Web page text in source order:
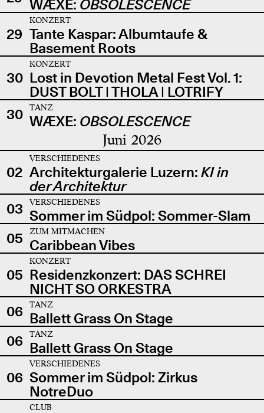
WÆXE: OBSOLESCENCE
29
KONZERT
Tante Kaspar: Albumtaufe &
Basement Roots
30
KONZERT
Lost in Devotion Metal Fest Vol. 1:
DUST BOLT | THOLA | LOTRIFY
30
TANZ
WÆXE: OBSOLESCENCE
Juni 2026
02
VERSCHIEDENES
Architekturgalerie Luzern: KI in
der Architektur
03
VERSCHIEDENES
Sommer im Südpol: Sommer-Slam
05
ZUM MITMACHEN
Caribbean Vibes
05
KONZERT
Residenzkonzert: DAS SCHREI
NICHT SO ORKESTRA
06
TANZ
Ballett Grass On Stage
06
TANZ
Ballett Grass On Stage
06
VERSCHIEDENES
Sommer im Südpol: Zirkus
NotreDuo
CLUB